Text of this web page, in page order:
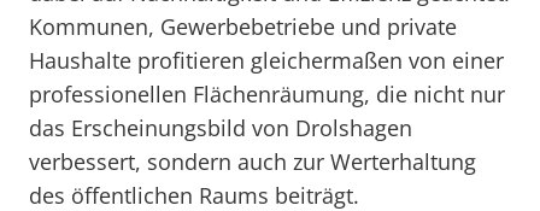
Kommunen, Gewerbebetriebe und private
Haushalte profitieren gleichermaßen von einer
professionellen Flächenräumung, die nicht nur
das Erscheinungsbild von Drolshagen
verbessert, sondern auch zur Werterhaltung
des öffentlichen Raums beiträgt.